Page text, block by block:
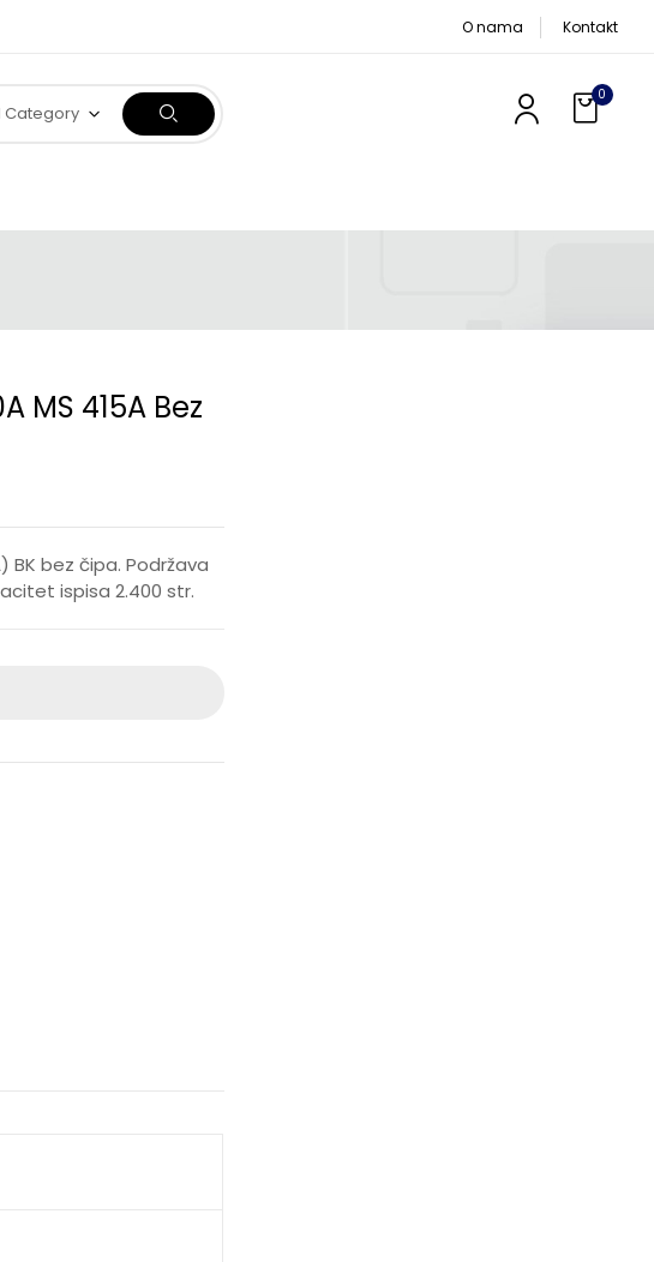
O nama Kontakt
Category
0
MS 415A Bez
BK bez čipa. Podržava
ispisa 2.400 str.